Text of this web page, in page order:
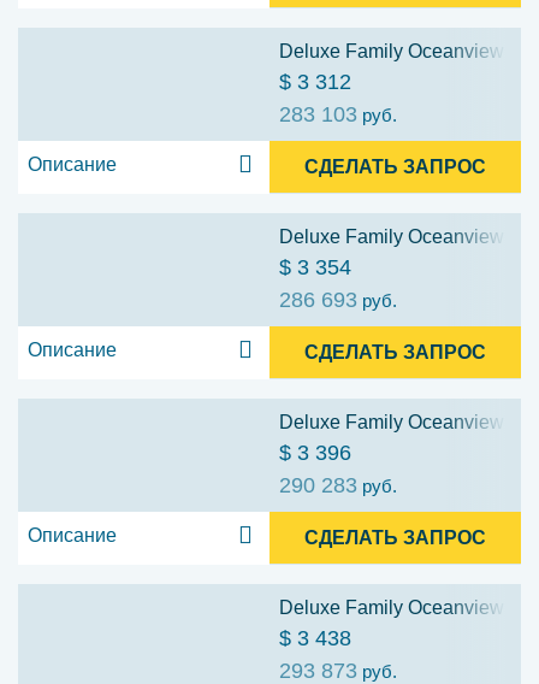
Deluxe Family Oceanview
$ 3 312
283 103 руб.
Описание СДЕЛАТЬ ЗАПРОС
Deluxe Family Oceanview
$ 3 354
286 693 руб.
Описание СДЕЛАТЬ ЗАПРОС
Deluxe Family Oceanview
$ 3 396
290 283 руб.
Описание СДЕЛАТЬ ЗАПРОС
Deluxe Family Oceanview
$ 3 438
293 873 руб.